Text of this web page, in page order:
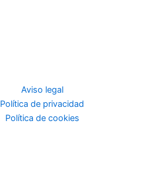
Aviso legal
Política de privacidad
Política de cookies